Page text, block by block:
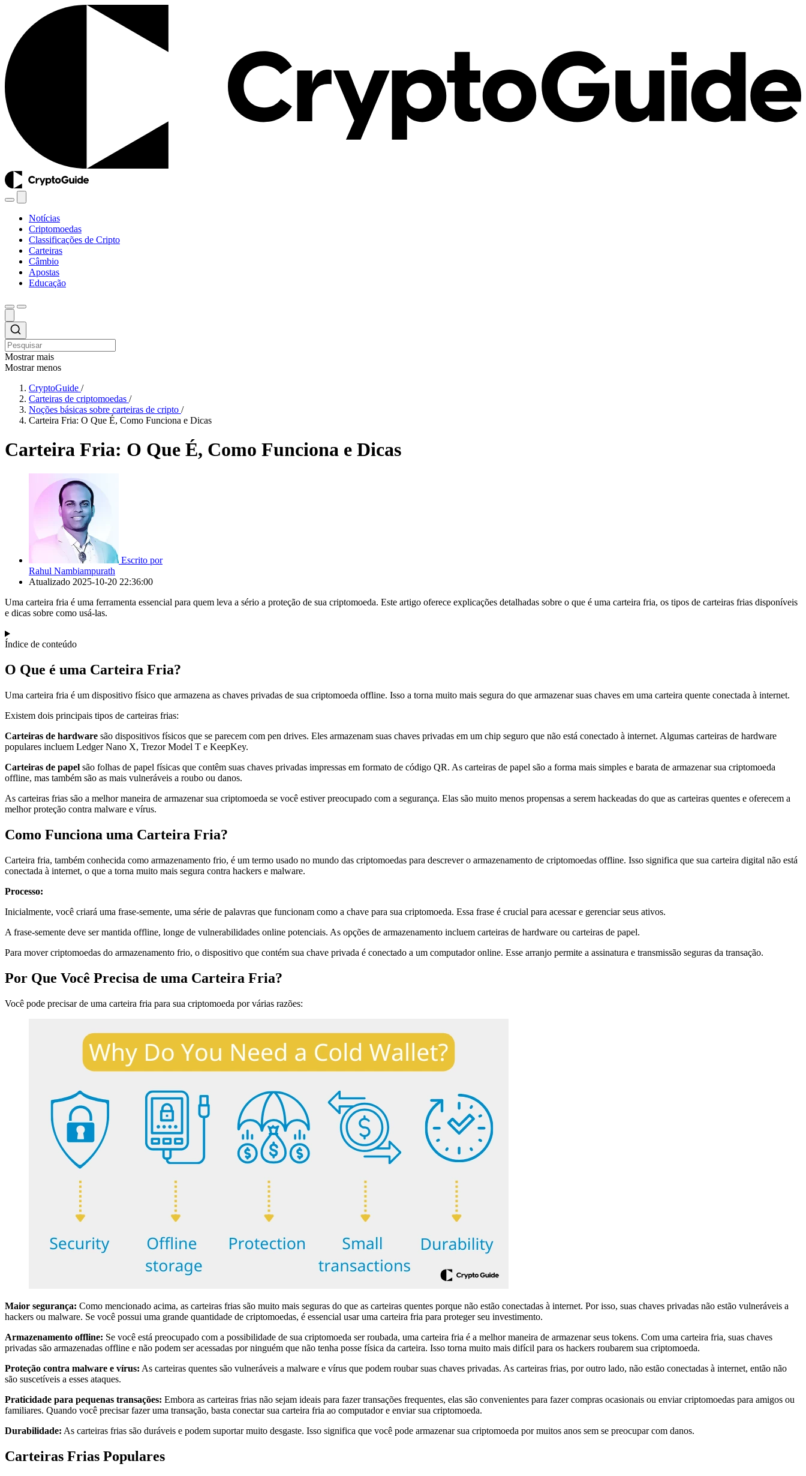
Notícias
Criptomoedas
Classificações de Cripto
Carteiras
Câmbio
Apostas
Educação
Mostrar mais
Mostrar menos
CryptoGuide /
Carteiras de criptomoedas /
Noções básicas sobre carteiras de cripto /
Carteira Fria: O Que É, Como Funciona e Dicas
Carteira Fria: O Que É, Como Funciona e Dicas
Escrito por
Rahul Nambiampurath
Atualizado 2025-10-20 22:36:00
Uma carteira fria é uma ferramenta essencial para quem leva a sério a proteção de sua criptomoeda. Este artigo oferece explicações detalhadas sobre o que é uma carteira fria, os tipos de carteiras frias disponíveis
e dicas sobre como usá-las.
Índice de conteúdo
O Que é uma Carteira Fria?
Uma carteira fria é um dispositivo físico que armazena as chaves privadas de sua criptomoeda offline. Isso a torna muito mais segura do que armazenar suas chaves em uma carteira quente conectada à internet.
Existem dois principais tipos de carteiras frias:
Carteiras de hardware são dispositivos físicos que se parecem com pen drives. Eles armazenam suas chaves privadas em um chip seguro que não está conectado à internet. Algumas carteiras de hardware
populares incluem Ledger Nano X, Trezor Model T e KeepKey.
Carteiras de papel são folhas de papel físicas que contêm suas chaves privadas impressas em formato de código QR. As carteiras de papel são a forma mais simples e barata de armazenar sua criptomoeda
offline, mas também são as mais vulneráveis a roubo ou danos.
As carteiras frias são a melhor maneira de armazenar sua criptomoeda se você estiver preocupado com a segurança. Elas são muito menos propensas a serem hackeadas do que as carteiras quentes e oferecem a
melhor proteção contra malware e vírus.
Como Funciona uma Carteira Fria?
Carteira fria, também conhecida como armazenamento frio, é um termo usado no mundo das criptomoedas para descrever o armazenamento de criptomoedas offline. Isso significa que sua carteira digital não está
conectada à internet, o que a torna muito mais segura contra hackers e malware.
Processo:
Inicialmente, você criará uma frase-semente, uma série de palavras que funcionam como a chave para sua criptomoeda. Essa frase é crucial para acessar e gerenciar seus ativos.
A frase-semente deve ser mantida offline, longe de vulnerabilidades online potenciais. As opções de armazenamento incluem carteiras de hardware ou carteiras de papel.
Para mover criptomoedas do armazenamento frio, o dispositivo que contém sua chave privada é conectado a um computador online. Esse arranjo permite a assinatura e transmissão seguras da transação.
Por Que Você Precisa de uma Carteira Fria?
Você pode precisar de uma carteira fria para sua criptomoeda por várias razões:
Maior segurança: Como mencionado acima, as carteiras frias são muito mais seguras do que as carteiras quentes porque não estão conectadas à internet. Por isso, suas chaves privadas não estão vulneráveis a
hackers ou malware. Se você possui uma grande quantidade de criptomoedas, é essencial usar uma carteira fria para proteger seu investimento.
Armazenamento offline: Se você está preocupado com a possibilidade de sua criptomoeda ser roubada, uma carteira fria é a melhor maneira de armazenar seus tokens. Com uma carteira fria, suas chaves
privadas são armazenadas offline e não podem ser acessadas por ninguém que não tenha posse física da carteira. Isso torna muito mais difícil para os hackers roubarem sua criptomoeda.
Proteção contra malware e vírus: As carteiras quentes são vulneráveis a malware e vírus que podem roubar suas chaves privadas. As carteiras frias, por outro lado, não estão conectadas à internet, então não
são suscetíveis a esses ataques.
Praticidade para pequenas transações: Embora as carteiras frias não sejam ideais para fazer transações frequentes, elas são convenientes para fazer compras ocasionais ou enviar criptomoedas para amigos ou
familiares. Quando você precisar fazer uma transação, basta conectar sua carteira fria ao computador e enviar sua criptomoeda.
Durabilidade: As carteiras frias são duráveis e podem suportar muito desgaste. Isso significa que você pode armazenar sua criptomoeda por muitos anos sem se preocupar com danos.
Carteiras Frias Populares